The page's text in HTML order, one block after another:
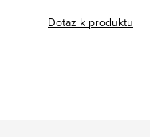
Dotaz k produktu